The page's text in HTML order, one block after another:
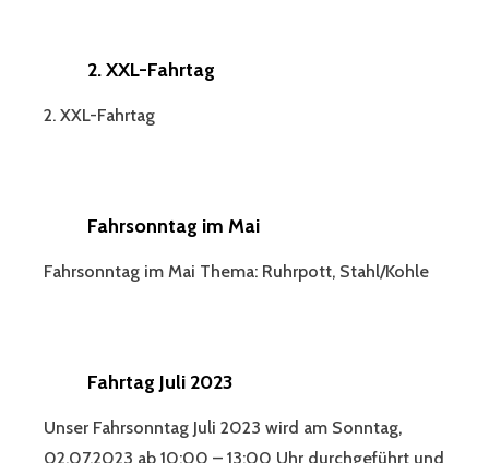
2. XXL-Fahrtag
2. XXL-Fahrtag
Fahrsonntag im Mai
Fahrsonntag im Mai Thema: Ruhrpott, Stahl/Kohle
Fahrtag Juli 2023
Unser Fahrsonntag Juli 2023 wird am Sonntag,
02.07.2023 ab 10:00 – 13:00 Uhr durchgeführt und